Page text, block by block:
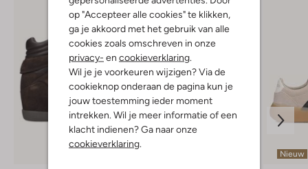
op "Accepteer alle cookies" te klikken,
ga je akkoord met het gebruik van alle
cookies zoals omschreven in onze
privacy- en cookieverklaring.
Wil je je voorkeuren wijzigen? Via de
cookieknop onderaan de pagina kun je
jouw toestemming ieder moment
intrekken. Wil je meer informatie of een
klacht indienen? Ga naar onze
cookieverklaring.
Nieuw